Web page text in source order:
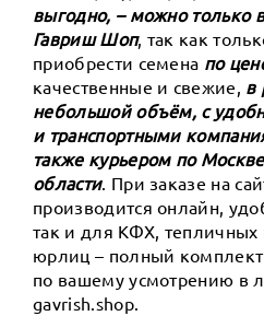
выгодно, – можно только
Гавриш Шоп, так как
приобрести семена по
качественные и свежие, в
небольшой объём, с
и транспортными
также курьером по
области. При заказе на
производится онлайн,
так и для КФХ, тепличных
юрлиц – полный комплект
по вашему усмотрению в
gavrish.shop.